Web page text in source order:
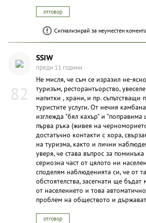
отговор
Сигнализирай за неуместен
82
SSIW
преди 11 години
Не мисля, че съм се изразил не-
туризъм, ресторантьорство,
напитки , храни, и пр. съпътстващи
туристите услуги. От нечия
изглежда "бял кахър" и "поправима
първа ръка (живея на
достатъчно контакти с хора,
на туризма, както и лични
уверя, че става въпрос за
сериозна част от цялото ни
споделям наблюденията си, че от
обстоятелства, засегнати ще бъдат
от населението и това
проблем на обществото и
отговор